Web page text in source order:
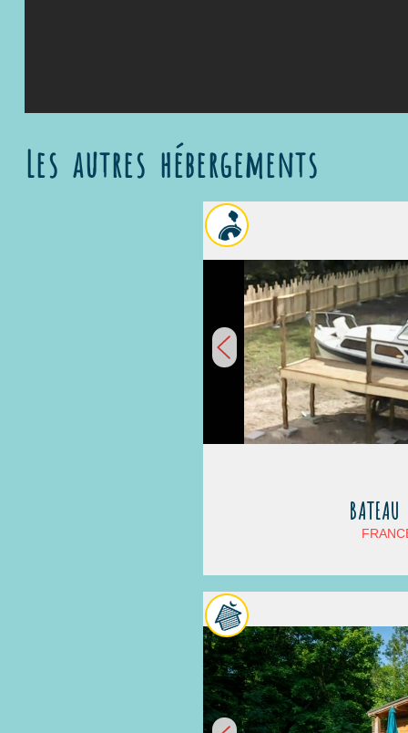
Les autres hébergements